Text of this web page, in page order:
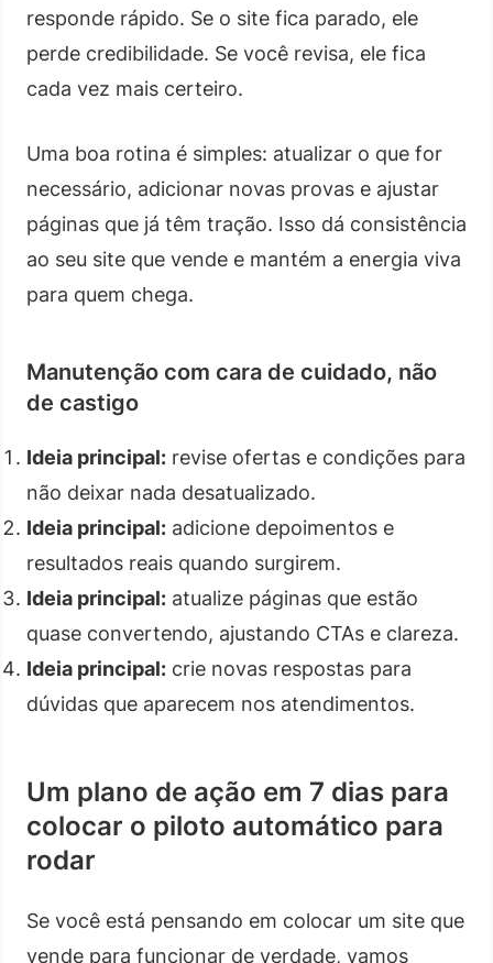
responde rápido. Se o site fica parado, ele
perde credibilidade. Se você revisa, ele fica
cada vez mais certeiro.
Uma boa rotina é simples: atualizar o que for
necessário, adicionar novas provas e ajustar
páginas que já têm tração. Isso dá consistência
ao seu site que vende e mantém a energia viva
para quem chega.
Manutenção com cara de cuidado, não
de castigo
Ideia principal: revise ofertas e condições para
não deixar nada desatualizado.
Ideia principal: adicione depoimentos e
resultados reais quando surgirem.
Ideia principal: atualize páginas que estão
quase convertendo, ajustando CTAs e clareza.
Ideia principal: crie novas respostas para
dúvidas que aparecem nos atendimentos.
Um plano de ação em 7 dias para
colocar o piloto automático para
rodar
Se você está pensando em colocar um site que
vende para funcionar de verdade, vamos